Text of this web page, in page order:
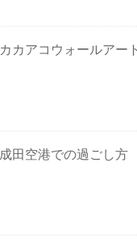
カカアコウォールアー
成田空港での過ごし方